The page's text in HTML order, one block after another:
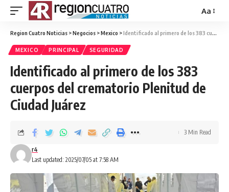
Aa
Region Cuatro Noticias >Negocios >Mexico >Identificado al primero de los 383 cuerpos del crematorio Plenitud de Ciudad Juárez
MEXICO PRINCIPAL SEGURIDAD
Identificado al primero de los 383
cuerpos del crematorio Plenitud de
Ciudad Juárez
Last updated: 2025/07/05 at 7:58 AM
r4
3 Min Read